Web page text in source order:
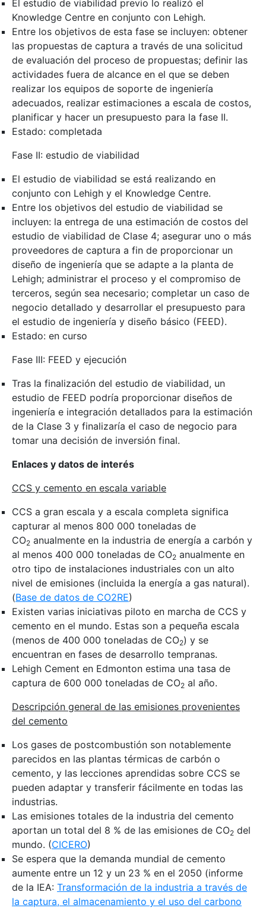
El estudio de viabilidad previo lo realizó el
Knowledge Centre en conjunto con Lehigh.
Entre los objetivos de esta fase se incluyen: obtener
las propuestas de captura a través de una solicitud
de evaluación del proceso de propuestas; definir las
actividades fuera de alcance en el que se deben
realizar los equipos de soporte de ingeniería
adecuados, realizar estimaciones a escala de costos,
planificar y hacer un presupuesto para la fase II.
Estado: completada
Fase II: estudio de viabilidad
El estudio de viabilidad se está realizando en
conjunto con Lehigh y el Knowledge Centre.
Entre los objetivos del estudio de viabilidad se
incluyen: la entrega de una estimación de costos del
estudio de viabilidad de Clase 4; asegurar uno o más
proveedores de captura a fin de proporcionar un
diseño de ingeniería que se adapte a la planta de
Lehigh; administrar el proceso y el compromiso de
terceros, según sea necesario; completar un caso de
negocio detallado y desarrollar el presupuesto para
el estudio de ingeniería y diseño básico (FEED).
Estado: en curso
Fase III: FEED y ejecución
Tras la finalización del estudio de viabilidad, un
estudio de FEED podría proporcionar diseños de
ingeniería e integración detallados para la estimación
de la Clase 3 y finalizaría el caso de negocio para
tomar una decisión de inversión final.
Enlaces y datos de interés
CCS y cemento en escala variable
CCS a gran escala y a escala completa significa
capturar al menos 800 000 toneladas de
CO2 anualmente en la industria de energía a carbón y
al menos 400 000 toneladas de CO2 anualmente en
otro tipo de instalaciones industriales con un alto
nivel de emisiones (incluida la energía a gas natural).
(Base de datos de CO2RE)
Existen varias iniciativas piloto en marcha de CCS y
cemento en el mundo. Estas son a pequeña escala
(menos de 400 000 toneladas de CO2) y se
encuentran en fases de desarrollo tempranas.
Lehigh Cement en Edmonton estima una tasa de
captura de 600 000 toneladas de CO2 al año.
Descripción general de las emisiones provenientes
del cemento
Los gases de postcombustión son notablemente
parecidos en las plantas térmicas de carbón o
cemento, y las lecciones aprendidas sobre CCS se
pueden adaptar y transferir fácilmente en todas las
industrias.
Las emisiones totales de la industria del cemento
aportan un total del 8 % de las emisiones de CO2 del
mundo. (CICERO)
Se espera que la demanda mundial de cemento
aumente entre un 12 y un 23 % en el 2050 (informe
de la IEA: Transformación de la industria a través de
la captura, el almacenamiento y el uso del carbono